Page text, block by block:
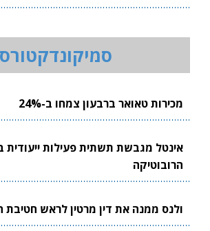
סמיקונדקטורס
מכירות טאואר ברבעון צמחו ב-24%
אינטל מגבשת תשתית פעילות ייעודית
הרובוטיקה
ולנס ממנה את דין מרטין לראש חטיבת